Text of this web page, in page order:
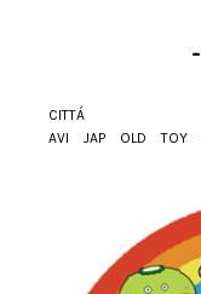
-
CITTÁ
AVI
JAP OLD TOY